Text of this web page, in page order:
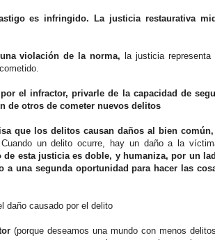
es infringido. La justicia restaurativa
violación de la norma, la justicia representa
el infractor, privarle de la capacidad de
de otros de cometer nuevos delitos
que los delitos causan daños al bien
un delito ocurre, hay un daño a la
de esta justicia es doble, y humaniza, por un
una segunda oportunidad para hacer las
daño causado por el delito
(porque deseamos una mundo con menos